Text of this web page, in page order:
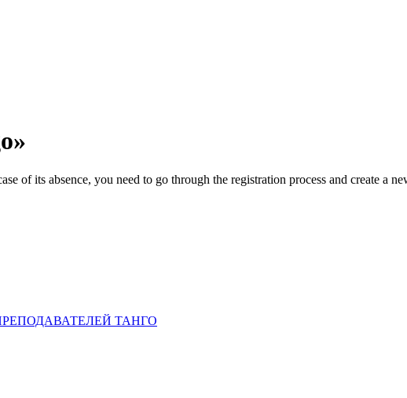
of its absence, you need to go through the registration process and create a
ПРЕПОДАВАТЕЛЕЙ ТАНГО